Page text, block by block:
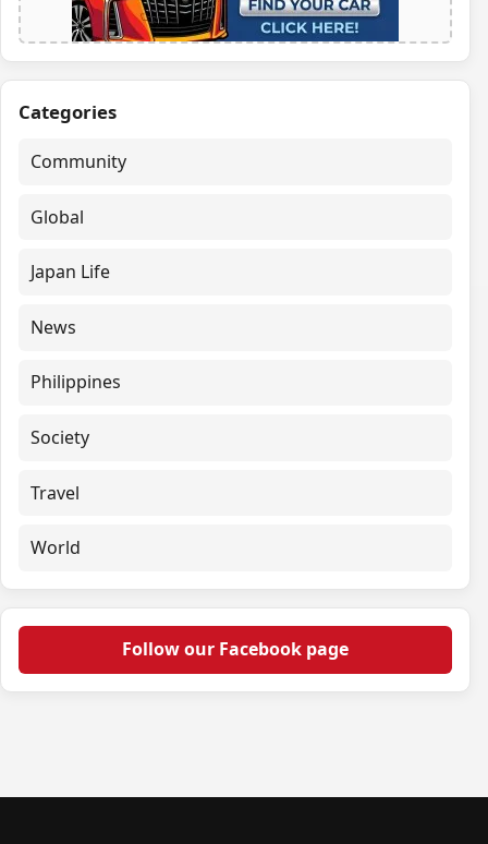
Categories
Community
Global
Japan Life
News
Philippines
Society
Travel
World
Follow our Facebook page